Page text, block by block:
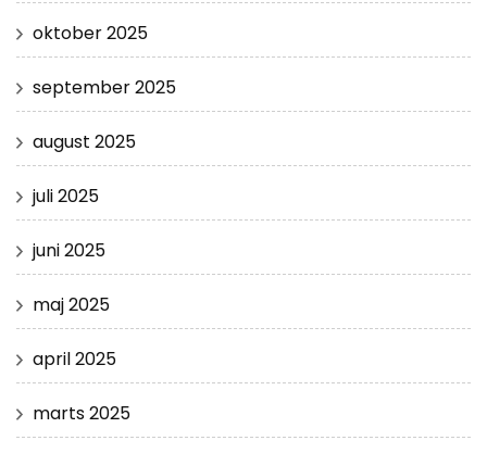
oktober 2025
september 2025
august 2025
juli 2025
juni 2025
maj 2025
april 2025
marts 2025